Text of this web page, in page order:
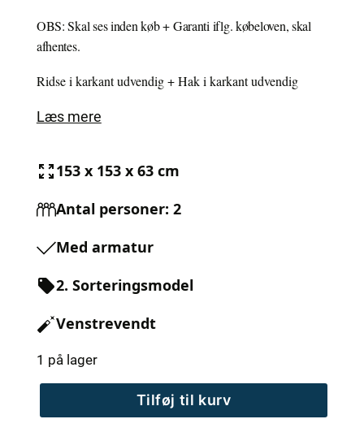
24.900,00 kr..
15.900,00 kr..
OBS: Skal ses inden køb + Garanti iflg. købeloven, skal
afhentes.
Ridse i karkant udvendig + Hak i karkant udvendig
Læs mere
153 x 153 x 63 cm
Antal personer: 2
Med armatur
2. Sorteringsmodel
Venstrevendt
1 på lager
Tilføj til kurv